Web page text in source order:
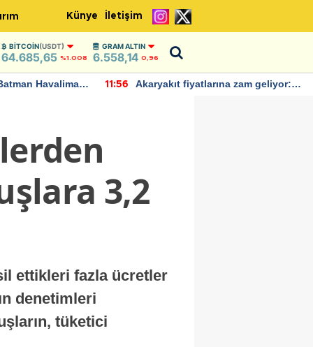
Künye İletişim
BITCOIN(USDT)
64.685,65 %1.008
GRAM ALTIN
6.558,14 0,96
Havalimanı
11:56
Akaryakıt fiyatlarına zam geliyor:
3,2
ettikleri fazla ücretler
denetimleri
tüketici